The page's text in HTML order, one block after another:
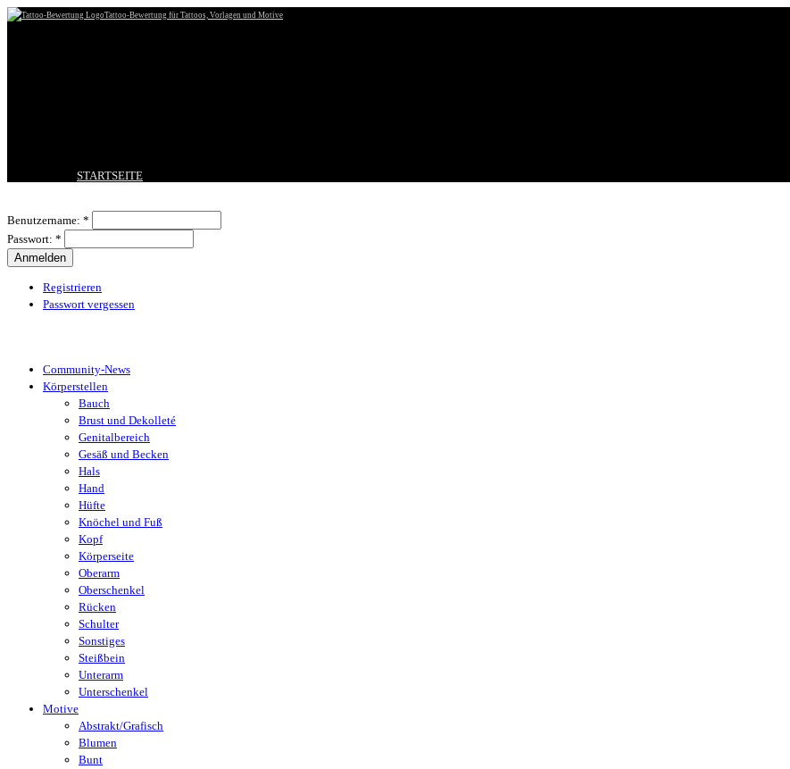
Tattoo-Bewertung für Tattoos, Vorlagen und Motive
STARTSEITE
BESTE TATTOOS
NEUESTE TATTOOS
Benutzername: *
Passwort: *
Registrieren
Passwort vergessen
Community-News
Körperstellen
Bauch
Brust und Dekolleté
Genitalbereich
Gesäß und Becken
Hals
Hand
Hüfte
Knöchel und Fuß
Kopf
Körperseite
Oberarm
Oberschenkel
Rücken
Schulter
Sonstiges
Steißbein
Unterarm
Unterschenkel
Motive
Abstrakt/Grafisch
Blumen
Bunt